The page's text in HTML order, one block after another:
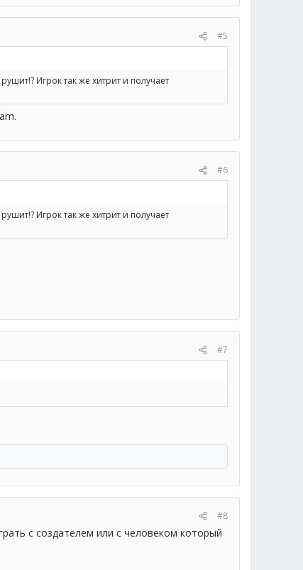
#5
Игрок так же хитрит и получает
#6
Игрок так же хитрит и получает
#7
#8
с создателем или с человеком который